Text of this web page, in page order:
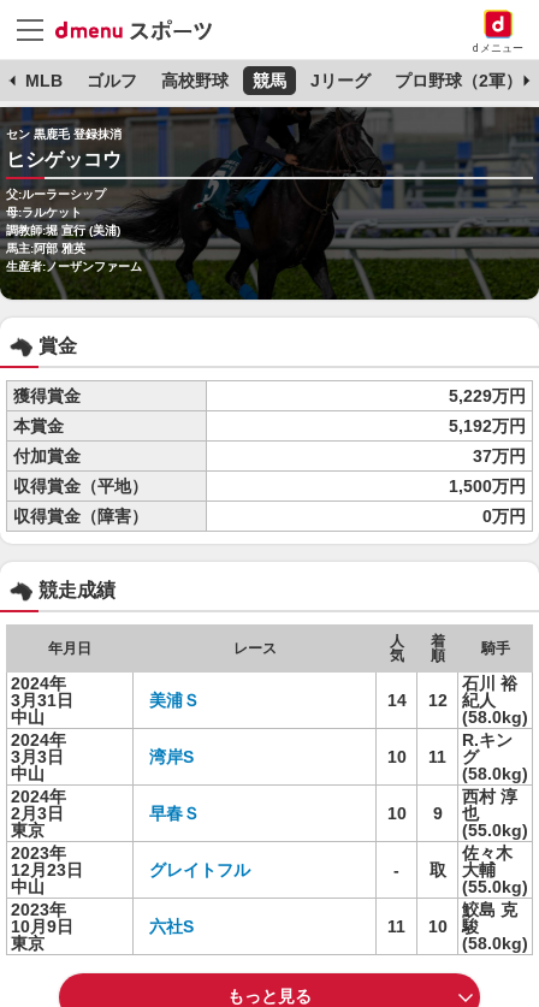
dメニュー
MLB ゴルフ 高校野球 競馬 Jリーグ プロ野球（2軍）
セン 黒鹿毛 登録抹消
ヒシゲッコウ
父:ルーラーシップ
母:ラルケット
調教師:堀 宣行 (美浦)
馬主:阿部 雅英
生産者:ノーザンファーム
賞金
獲得賞金
5,229万円
本賞金
5,192万円
付加賞金
37万円
収得賞金（平地）
1,500万円
収得賞金（障害）
0万円
競走成績
年月日 レース
人
気
着
順
騎手
2024年
3月31日
中山
美浦Ｓ 14 12
石川 裕
紀人
(58.0kg)
2024年
3月3日
中山
湾岸S 10 11
R.キン
グ
(58.0kg)
2024年
2月3日
東京
早春Ｓ 10 9
西村 淳
也
(55.0kg)
2023年
12月23日
中山
グレイトフル - 取
佐々木
大輔
(55.0kg)
2023年
10月9日
東京
六社S 11 10
鮫島 克
駿
(58.0kg)
もっと見る